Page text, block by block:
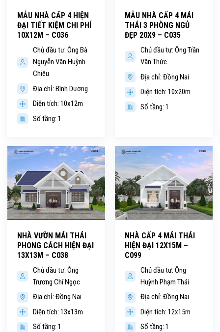
MẪU NHÀ CẤP 4 HIỆN
ĐẠI TIẾT KIỆM CHI PHÍ
10X12M – C036
Chủ đầu tư: Ông Bà
Nguyễn Văn Huỳnh
Chiêu
Địa chỉ: Bình Dương
Diện tích: 10x12m
Số tầng: 1
MẪU NHÀ CẤP 4 MÁI
THÁI 3 PHÒNG NGỦ
ĐẸP 20X9 – C035
Chủ đầu tư: Ông Trần
Văn Thức
Địa chỉ: Đồng Nai
Diện tích: 10x20m
Số tầng: 1
NHÀ VƯỜN MÁI THÁI
PHONG CÁCH HIỆN ĐẠI
13X13M – C038
Chủ đầu tư: Ông
Trương Chí Ngọc
Địa chỉ: Đồng Nai
Diện tích: 13x13m
Số tầng: 1
NHÀ CẤP 4 MÁI THÁI
HIỆN ĐẠI 12X15M –
C099
Chủ đầu tư: Ông
Huỳnh Phạm Thái
Địa chỉ: Đồng Nai
Diện tích: 12x15m
Số tầng: 1